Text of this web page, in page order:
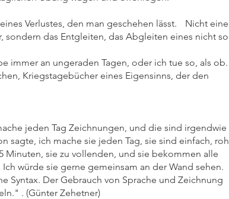
Verlustes, den man geschehen lässt. Nicht eine
das Entgleiten, das Abgleiten eines nicht so
immer an ungeraden Tagen, oder ich tue so, als ob.
Kriegstagebücher eines Eigensinns, der den
jeden Tag Zeichnungen, und die sind irgendwie
sagte, ich mache sie jeden Tag, sie sind einfach, roh
Minuten, sie zu vollenden, und sie bekommen alle
würde sie gerne gemeinsam an der Wand sehen.
Syntax. Der Gebrauch von Sprache und Zeichnung
. (Günter Zehetner)